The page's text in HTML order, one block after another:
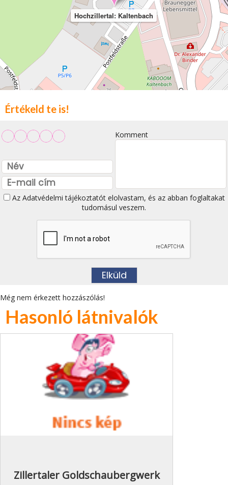
Hochzillertal: Kaltenbach
Értékeld te is!
Komment
Az Adatvédelmi tájékoztatótelolvastam, és az abban foglaltakat
tudomásul veszem.
Még nem érkezett hozzászólás!
Hasonló látnivalók
Zillertaler Goldschaubergwerk